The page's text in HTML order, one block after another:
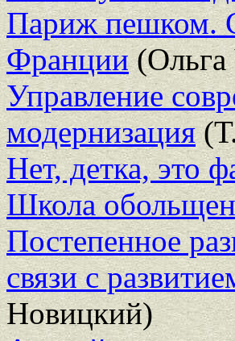
Париж пешком.
Франции(Ольга
Управление
модернизация
Нет, детка, это
Школа
Постепенное
связи с
Новицкий)